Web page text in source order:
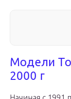
Модели
2000 г